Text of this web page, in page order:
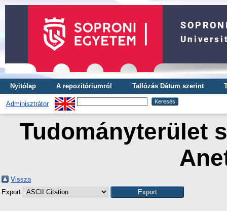
Nyitólap A repozitóriumról Tallózás Dátum szerint
Adminisztrátor
Tudományterület
Vissza
Export